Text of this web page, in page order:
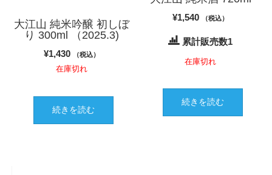
大江山 純米吟醸 初しぼ
り 300ml （2025.3)
¥1,430 （税込）
在庫切れ
続きを読む
¥1,540 （税込）
累計販売数1
在庫切れ
続きを読む